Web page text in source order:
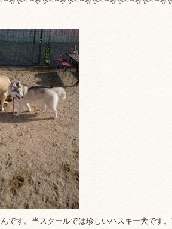
です。当スクールでは珍しいハスキー犬です